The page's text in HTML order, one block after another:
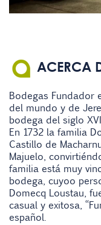
ACERCA
Bodegas Fundador
del mundo y de
bodega del siglo
En 1732 la familia
Castillo de
Majuelo,
familia está muy
bodega, cuyoo
Domecq Loustau,
casual y exitosa,
español.